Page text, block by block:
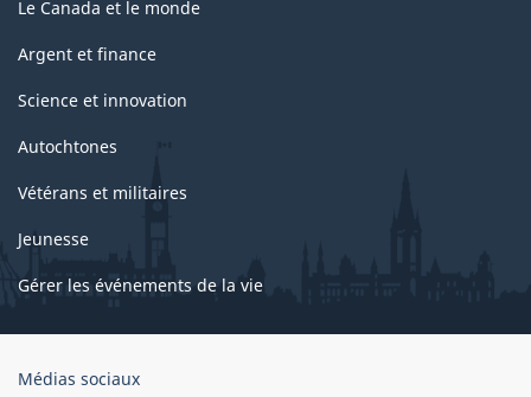
Le Canada et le monde
Argent et finance
Science et innovation
Autochtones
Vétérans et militaires
Jeunesse
Gérer les événements de la vie
Organisation
Médias sociaux